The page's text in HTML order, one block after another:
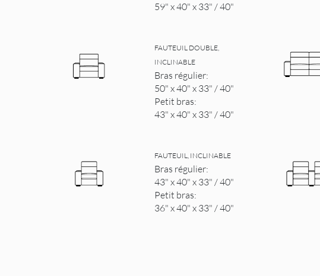
59" x 40" x 33" / 40"
FAUTEUIL DOUBLE,
INCLINABLE
Bras régulier:
50" x 40" x 33" / 40"
Petit bras:
43" x 40" x 33" / 40"
FAUTEUIL, INCLINABLE
Bras régulier:
43" x 40" x 33" / 40"
Petit bras:
36" x 40" x 33" / 40"